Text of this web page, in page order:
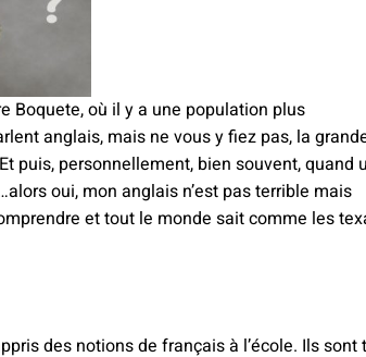
Boquete, où il y a une population plus
anglais, mais ne vous y fiez pas, la
puis, personnellement, bien souvent, quand
oui, mon anglais n’est pas terrible mais
et tout le monde sait comme les
des notions de français à l’école. Ils sont